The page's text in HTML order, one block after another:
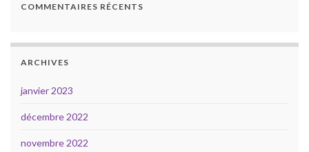
COMMENTAIRES RÉCENTS
ARCHIVES
janvier 2023
décembre 2022
novembre 2022